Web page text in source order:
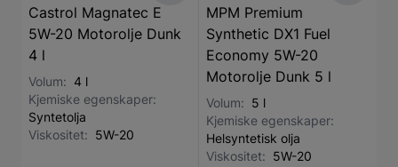
Castrol Magnatec E
5W-20 Motorolje Dunk
4 l
Volum: 4 l
Kjemiske egenskaper:
Syntetolja
Viskositet: 5W-20
MPM Premium
Synthetic DX1 Fuel
Economy 5W-20
Motorolje Dunk 5 l
Volum: 5 l
Kjemiske egenskaper:
Helsyntetisk olja
Viskositet: 5W-20